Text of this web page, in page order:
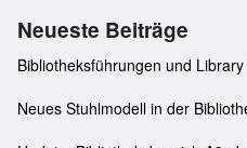
Neueste Beiträge
Bibliotheksführungen und
Neues Stuhlmodell in der